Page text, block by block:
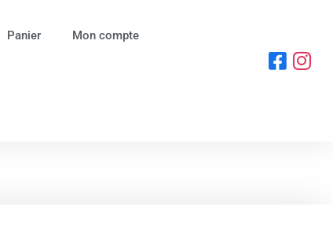
Panier Mon compte